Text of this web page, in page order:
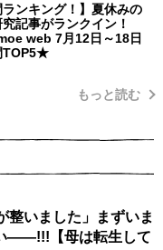
ランキング！】夏休みの
究記事がランクイン！
web 7月12日～18日
TOP5★
もっと読む
整いました」まずいま
――!!!【母は転生して